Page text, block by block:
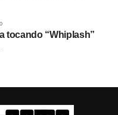
tocando “Whiplash”